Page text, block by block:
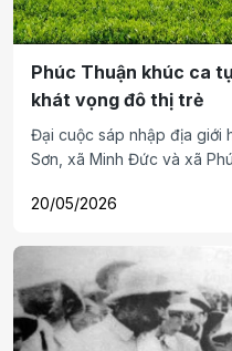
Phúc Thuận khúc ca
khát vọng đô thị trẻ
Đại cuộc sáp nhập địa giới
Sơn, xã Minh Đức và xã
câu chuyện của những
khoảnh khắc lịch sử mang
"Phúc Thuận khúc ca tự
Khánh Hưng đã vang lên
Tác phẩm không chỉ lặn
20/05/2026